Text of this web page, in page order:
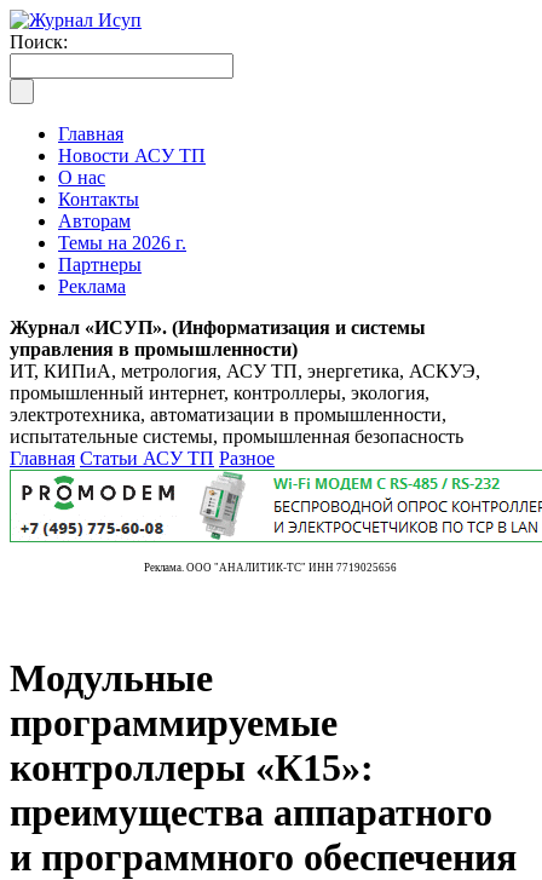
Поиск:
Главная
Новости АСУ ТП
О нас
Контакты
Авторам
Темы на 2026 г.
Партнеры
Реклама
Журнал «ИСУП». (Информатизация и системы
управления в промышленности)
ИТ, КИПиА, метрология, АСУ ТП, энергетика, АСКУЭ,
промышленный интернет, контроллеры, экология,
электротехника, автоматизации в промышленности,
испытательные системы, промышленная безопасность
Главная Статьи АСУ ТП Разное
Реклама. ООО "АНАЛИТИК-ТС" ИНН 7719025656
Модульные
программируемые
контроллеры «К15»:
преимущества аппаратного
и программного обеспечения